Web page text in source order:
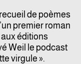
de poèmes
premier roman
aux éditions
Weil le podcast
virgule ».